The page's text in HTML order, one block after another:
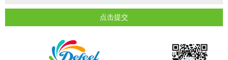
反光粉是永久有效的吗？能用多久？
超细反光粉需要搭配什么胶浆使用？ 2025-06-03
点击提交